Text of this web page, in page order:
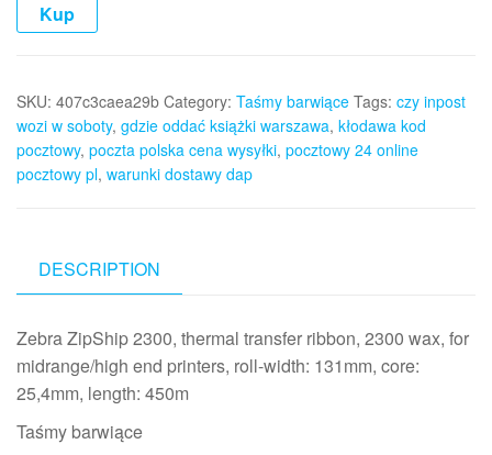
Kup
SKU: 407c3caea29b Category: Taśmy barwiące Tags: czy inpost
wozi w soboty, gdzie oddać książki warszawa, kłodawa kod
pocztowy, poczta polska cena wysyłki, pocztowy 24 online
pocztowy pl, warunki dostawy dap
DESCRIPTION
Zebra ZipShip 2300, thermal transfer ribbon, 2300 wax, for
midrange/high end printers, roll-width: 131mm, core:
25,4mm, length: 450m
Taśmy barwiące